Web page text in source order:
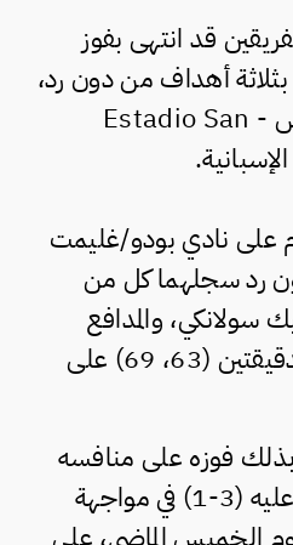
قد انتهى بفوز
أهداف من دون رد،
على ملعب "سان ماميس - Estadio San
على نادي بودو/غليمت
رد سجلهما كل من
سولانكي، والمدافع
الإسباني بيدرو بورو في الدقيقتين (63، 69) على
بذلك فوزه على منافسه
النرويج أيضا، بعد تغلبه عليه (3-1) في مواجهة
الخميس الماضي، على